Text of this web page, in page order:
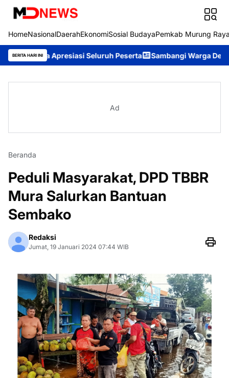
HomeNasionalDaerahEkonomiSosial BudayaPemkab Murung
BERITA HARI INISeluruh Peserta Sambangi Warga Desa, Ditpolairud
Ad
Beranda
Peduli Masyarakat, DPD TBBR
Mura Salurkan Bantuan
Sembako
Redaksi
Jumat, 19 Januari 2024 07:44 WIB